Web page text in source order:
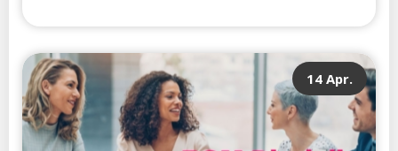
14 Apr.